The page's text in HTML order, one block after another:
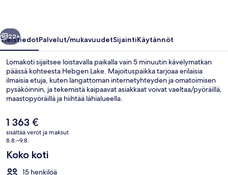
Seuraava
22+
YleistiedotPalvelut/mukavuudetSijaintiKäytännöt
Lomakoti sijaitsee loistavalla paikalla vain 5 minuutin kävelymatkan
päässä kohteesta Hebgen Lake. Majoituspaikka tarjoaa erilaisia
ilmaisia etuja, kuten langattoman internetyhteyden ja omatoimisen
pysäköinnin, ja tekemistä kaipaavat asiakkaat voivat vaeltaa/pyöräillä,
maastopyöräillä ja hiihtää lähialueella.
majoituspaikan tarjoamia palveluita ja mukavuuksia.
Nykyinen
hinta
on
1 363 €
sisältää verot ja maksut
8.8.–9.8.
Koko koti
15 henkilöä